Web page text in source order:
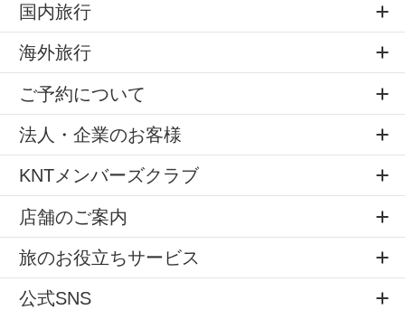
国内旅行
海外旅行
ご予約について
法人・企業のお客様
KNTメンバーズクラブ
店舗のご案内
旅のお役立ちサービス
公式SNS